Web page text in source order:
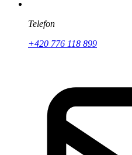
Telefon
+420 776 118 899